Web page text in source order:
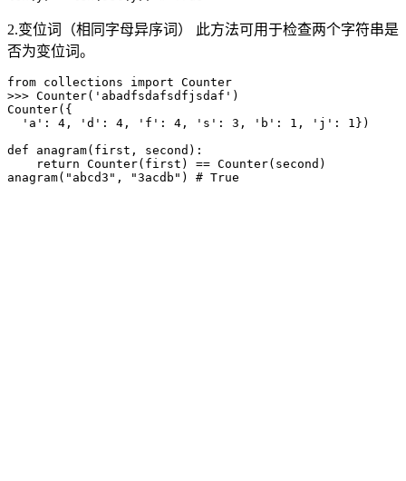
2.变位词（相同字母异序词） 此方法可用于检查两个字符串是
否为变位词。
from collections import Counter
>>> Counter('abadfsdafsdfjsdaf')
Counter({
  'a': 4, 'd': 4, 'f': 4, 's': 3, 'b': 1, 'j': 1})
def anagram(first, second):
    return Counter(first) == Counter(second)